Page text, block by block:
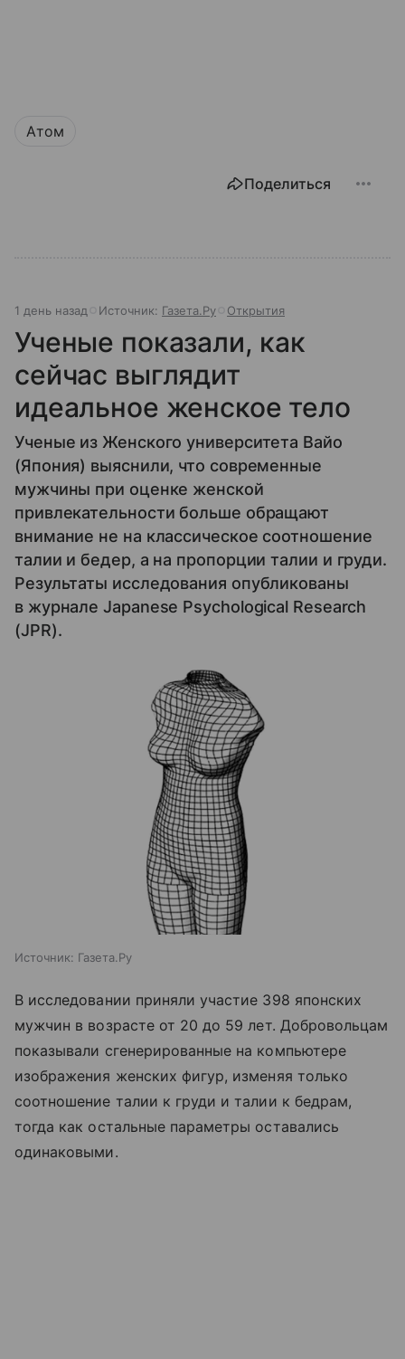
Атом
Поделиться
1 день назад Источник: Газета.Ру Открытия
Ученые показали, как
сейчас выглядит
идеальное женское тело
Ученые из Женского университета Вайо
(Япония) выяснили, что современные
мужчины при оценке женской
привлекательности больше обращают
внимание не на классическое соотношение
талии и бедер, а на пропорции талии и груди.
Результаты исследования опубликованы
в журнале Japanese Psychological Research
(JPR).
Источник: Газета.Ру
В исследовании приняли участие 398 японских
мужчин в возрасте от 20 до 59 лет. Добровольцам
показывали сгенерированные на компьютере
изображения женских фигур, изменяя только
соотношение талии к груди и талии к бедрам,
тогда как остальные параметры оставались
одинаковыми.